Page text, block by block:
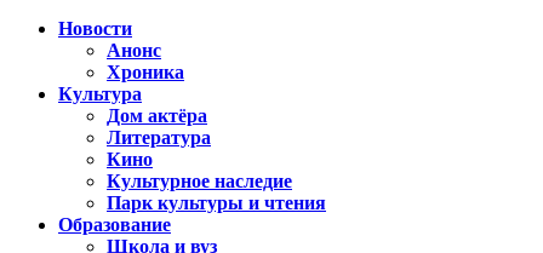
Новости
Анонс
Хроника
Культура
Дом актёра
Литература
Кино
Культурное наследие
Парк культуры и чтения
Образование
Школа и вуз